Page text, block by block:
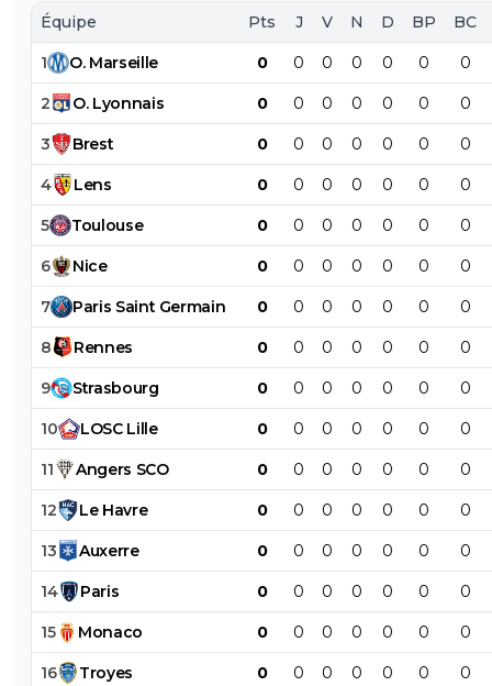
Équipe Pts J V N D BP BC
1 O. Marseille 0 0 0 0 0 0 0
2 O. Lyonnais 0 0 0 0 0 0 0
3 Brest 0 0 0 0 0 0 0
4 Lens 0 0 0 0 0 0 0
5 Toulouse 0 0 0 0 0 0 0
6 Nice 0 0 0 0 0 0 0
7 Paris Saint Germain 0 0 0 0 0 0 0
8 Rennes 0 0 0 0 0 0 0
9 Strasbourg 0 0 0 0 0 0 0
10 LOSC Lille 0 0 0 0 0 0 0
11 Angers SCO 0 0 0 0 0 0 0
12 Le Havre 0 0 0 0 0 0 0
13 Auxerre 0 0 0 0 0 0 0
14 Paris 0 0 0 0 0 0 0
15 Monaco 0 0 0 0 0 0 0
16 Troyes 0 0 0 0 0 0 0